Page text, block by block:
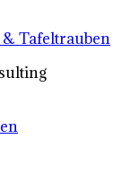
Tafeltrauben